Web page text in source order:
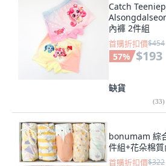
Catch
內褲 2件組
首購折扣價$454
57% $193
缺貨
(33)
bonumam 綜
件組+花朵棉
首購折扣價$322